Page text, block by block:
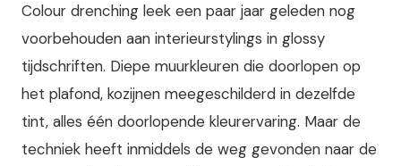
Colour drenching leek een paar jaar geleden nog
voorbehouden aan interieurstylings in glossy
tijdschriften. Diepe muurkleuren die doorlopen op
het plafond, kozijnen meegeschilderd in dezelfde
tint, alles één doorlopende kleurervaring. Maar de
techniek heeft inmiddels de weg gevonden naar de